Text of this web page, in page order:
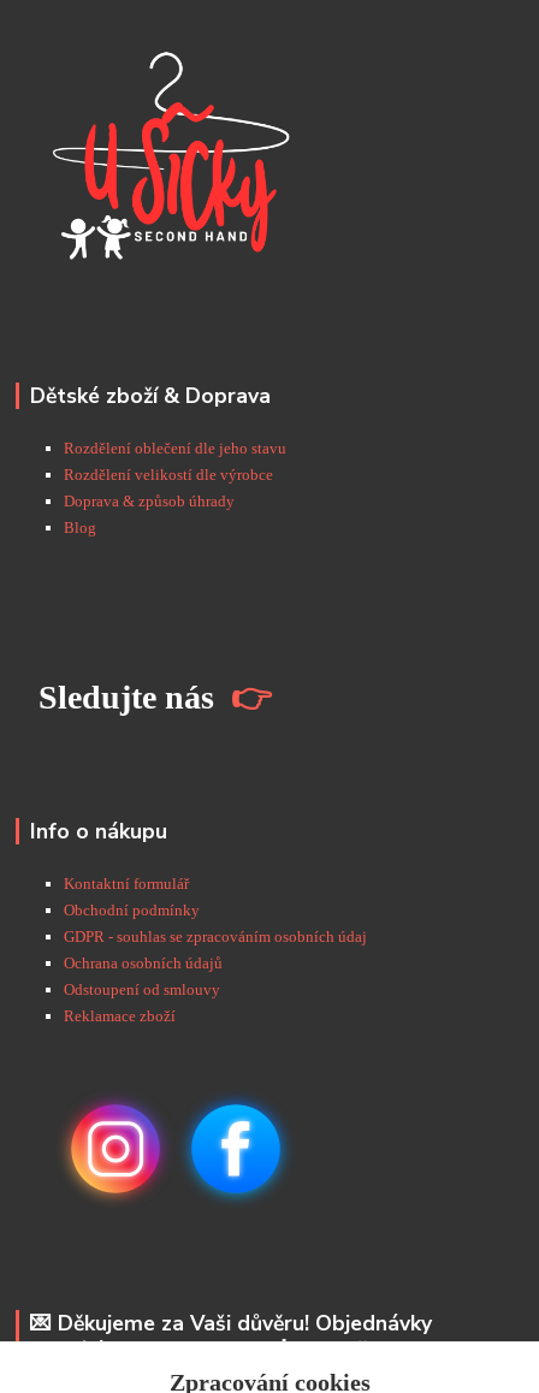
Dětské zboží & Doprava
Rozdělení oblečení dle jeho stavu
Rozdělení velikostí dle výrobce
Doprava & způsob úhrady
Blog
Sledujte nás 👉
Info o nákupu
Kontaktní formulář
Obchodní podmínky
GDPR - souhlas se zpracováním osobních údaj
Ochrana osobních údajů
Odstoupení od smlouvy
Reklamace zboží
💌 Děkujeme za Vaši důvěru! Objednávky
odesíláme do 48 hodin. 📩 Na vaše e-maily
odpovíme do 24 hodin.Zpracování cookies